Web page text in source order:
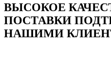
ВЫСОКОЕ
ПОСТАВКИ
НАШИМИ